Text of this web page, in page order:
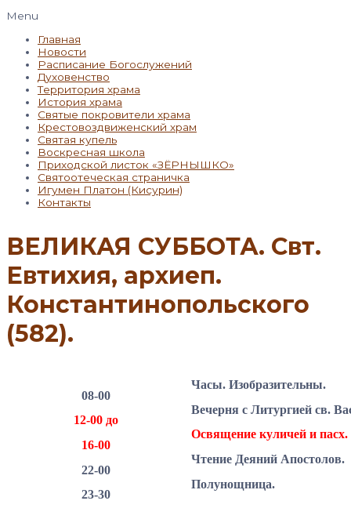
Menu
Главная
Новости
Расписание Богослужений
Духовенство
Территория храма
История храма
Святые покровители храма
Крестовоздвиженский храм
Святая купель
Воскресная школа
Приходской листок «ЗЁРНЫШКО»
Святоотеческая страничка
Игумен Платон (Кисурин)
Контакты
ВЕЛИКАЯ СУББОТА. Свт.
Евтихия, архиеп.
Константинопольского
(582).
08-00
12-00 до
16-00
22-00
23-30
Часы. Изобразительны.
Вечерня с Литургией св.
Освящение куличей и пасх.
Чтение Деяний Апостолов.
Полунощница.